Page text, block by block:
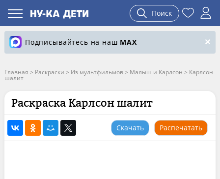
Поиск
Подписывайтесь на наш MAX
Главная > Раскраски > Из мультфильмов> Малыш и Карлсон > Карлсон
шалит
Раскраска Карлсон шалит
Скачать Распечатать